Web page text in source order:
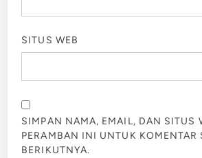
SITUS WEB
SIMPAN NAMA, EMAIL, DAN SITUS
PERAMBAN INI UNTUK KOMENTAR
BERIKUTNYA.